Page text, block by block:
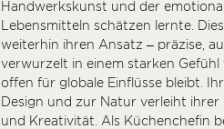
Handwerkskunst und der
Lebensmitteln schätzen lernte.
weiterhin ihren Ansatz – präzise,
verwurzelt in einem starken
offen für globale Einflüsse bleibt.
Design und zur Natur verleiht ihrer
und Kreativität. Als Küchenchefin